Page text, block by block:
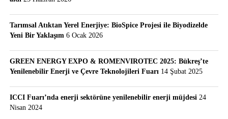
Tarımsal Atıktan Yerel Enerjiye: BioSpice Projesi ile Biyodizelde
Yeni Bir Yaklaşım 6 Ocak 2026
GREEN ENERGY EXPO & ROMENVIROTEC 2025: Bükreş’te
Yenilenebilir Enerji ve Çevre Teknolojileri Fuarı 14 Şubat 2025
ICCI Fuarı’nda enerji sektörüne yenilenebilir enerji müjdesi 24
Nisan 2024